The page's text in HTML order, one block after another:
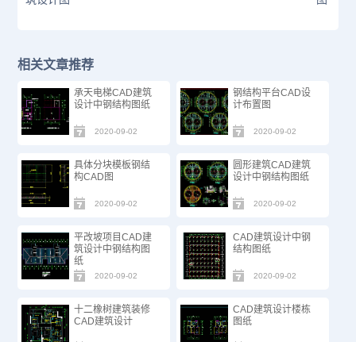
相关文章推荐
承天电梯CAD建筑
设计中钢结构图纸
2020-09-02
钢结构平台CAD设
计布置图
2020-09-02
具体分块模板钢结
构CAD图
2020-09-02
圆形建筑CAD建筑
设计中钢结构图纸
2020-09-02
平改坡项目CAD建
筑设计中钢结构图
纸
2020-09-02
CAD建筑设计中钢
结构图纸
2020-09-02
十二橡树建筑装修
CAD建筑设计
CAD建筑设计楼栋
图纸